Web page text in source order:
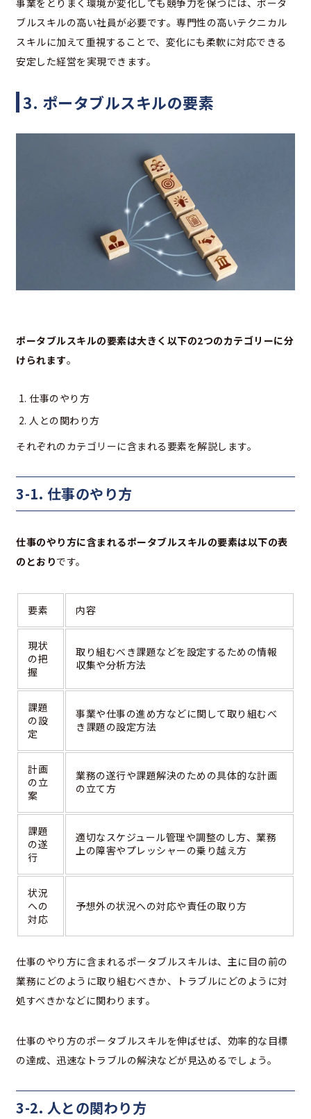
事業をとりまく環境が変化しても競争力を保つには、ポータ
ブルスキルの高い社員が必要です。専門性の高いテクニカル
スキルに加えて重視することで、変化にも柔軟に対応できる
安定した経営を実現できます。
3. ポータブルスキルの要素
ポータブルスキルの要素は大きく以下の2つのカテゴリーに分
けられます。
仕事のやり方
人との関わり方
それぞれのカテゴリーに含まれる要素を解説します。
3-1. 仕事のやり方
仕事のやり方に含まれるポータブルスキルの要素は以下の表
のとおりです。
要素 内容
現状
の把
握
取り組むべき課題などを設定するための情報
収集や分析方法
課題
の設
定
事業や仕事の進め方などに関して取り組むべ
き課題の設定方法
計画
の立
案
業務の遂行や課題解決のための具体的な計画
の立て方
課題
の遂
行
適切なスケジュール管理や調整のし方、業務
上の障害やプレッシャーの乗り越え方
状況
への
対応
予想外の状況への対応や責任の取り方
仕事のやり方に含まれるポータブルスキルは、主に目の前の
業務にどのように取り組むべきか、トラブルにどのように対
処すべきかなどに関わります。
仕事のやり方のポータブルスキルを伸ばせば、効率的な目標
の達成、迅速なトラブルの解決などが見込めるでしょう。
3-2. 人との関わり方